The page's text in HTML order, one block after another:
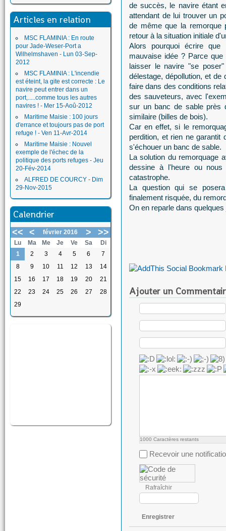
Articles en relation
MSC FLAMINIA : En route
pour Jade-Weser-Port a
Wilhelmshaven - Lun 03-Sep-
2012
MSC FLAMINIA : L'incendie
est éteint, la gite est correcte : Le
navire peut entrer dans un
port,.....comme tous les autres
navires ! - Mer 15-Aoû-2012
Maritime Maisie : 100 jours
d'errance et toujours pas de port
refuge ! - Ven 11-Avr-2014
Maritime Maisie : Nouvel
exemple de l'échec de la
politique des ports refuges - Jeu
20-Fév-2014
ALFRED DE COURCY - Dim
29-Nov-2015
Calendrier
<< < février 2016 > >>
Lu Ma Me Je Ve Sa
Di
1
2 3 4 5 6
7
8
9 10 11 12 13
14
15
16 17 18 19 20
21
22
23 24 25 26 27
28
29
de succès, le navire étant
attendant de lui trouver un
de même que la remorque
retour à la situation initiale
Alors pourquoi écrire que
mauvaise idée ? Parce
laisser le navire "se
délestage, dépollution, et
faire dans des conditions
des sauveteurs, avec
sur un banc de sable près
similaire (billes de bois).
Car en effet, si le
perdition, et rien ne
s'échouer un banc de sable.
La solution du remorquage
dessine à l'heure ou
catastrophe.
La question qui se
finalement risquée, du
On en reparle dans quelques
Ajouter un
1000 Caractères restants
Recevoir une
Rafraîchir
Enregistrer